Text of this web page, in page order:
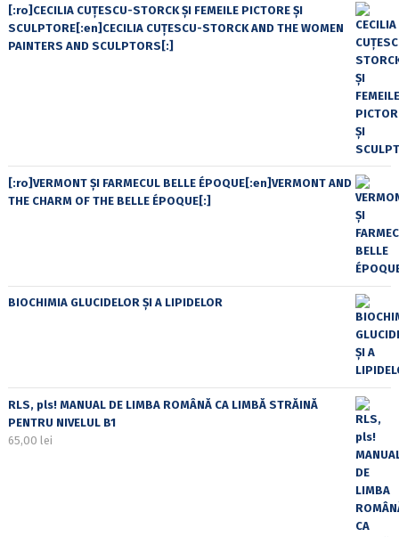
[:ro]CECILIA CUŢESCU-STORCK ŞI FEMEILE PICTORE ŞI
SCULPTORE[:en]CECILIA CUŢESCU-STORCK AND THE WOMEN
PAINTERS AND SCULPTORS[:]
[:ro]VERMONT ȘI FARMECUL BELLE ÉPOQUE[:en]VERMONT AND
THE CHARM OF THE BELLE ÉPOQUE[:]
BIOCHIMIA GLUCIDELOR ȘI A LIPIDELOR
RLS, pls! MANUAL DE LIMBA ROMÂNĂ CA LIMBĂ STRĂINĂ
PENTRU NIVELUL B1
65,00 lei